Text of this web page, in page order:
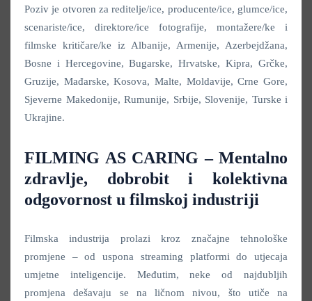
Poziv je otvoren za reditelje/ice, producente/ice, glumce/ice,
scenariste/ice, direktore/ice fotografije, montažere/ke i
filmske kritičare/ke iz Albanije, Armenije, Azerbejdžana,
Bosne i Hercegovine, Bugarske, Hrvatske, Kipra, Grčke,
Gruzije, Mađarske, Kosova, Malte, Moldavije, Crne Gore,
Sjeverne Makedonije, Rumunije, Srbije, Slovenije, Turske i
Ukrajine.
FILMING AS CARING – Mentalno
zdravlje, dobrobit i kolektivna
odgovornost u filmskoj industriji
Filmska industrija prolazi kroz značajne tehnološke
promjene – od uspona streaming platformi do utjecaja
umjetne inteligencije. Međutim, neke od najdubljih
promjena dešavaju se na ličnom nivou, što utiče na